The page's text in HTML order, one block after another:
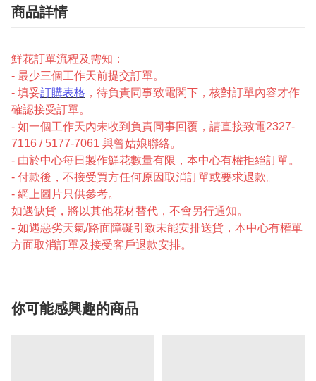
商品詳情
鮮花訂單流程及需知：
- 最少三個工作天前提交訂單。
- 填妥訂購表格 ，待負責同事致電閣下，核對訂單內容才作
確認接受訂單。
- 如一個工作天內未收到負責同事回覆，請直接致電2327-
7116 / 5177-7061 與曾姑娘聯絡。
- 由於中心每日製作鮮花數量有限，本中心有權拒絕訂單。
- 付款後，不接受買方任何原因取消訂單或要求退款。
- 網上圖片只供參考。
如遇缺貨，將以其他花材替代，不會另行通知。
- 如遇惡劣天氣/路面障礙引致未能安排送貨，本中心有權單
方面取消訂單及接受客戶退款安排。
你可能感興趣的商品